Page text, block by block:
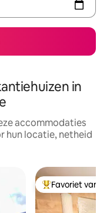
in
accommodaties
hun locatie, netheid
Topfavoriet van
Favoriet van